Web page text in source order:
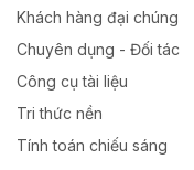
Khách hàng đại chúng
Chuyên dụng - Đối tác
Công cụ tài liệu
Tri thức nền
Tính toán chiếu sáng